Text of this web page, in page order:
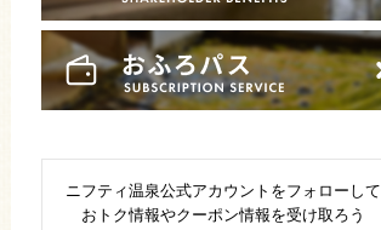
ニフティ温泉公式アカウントをフォローして
おトク情報やクーポン情報を受け取ろう